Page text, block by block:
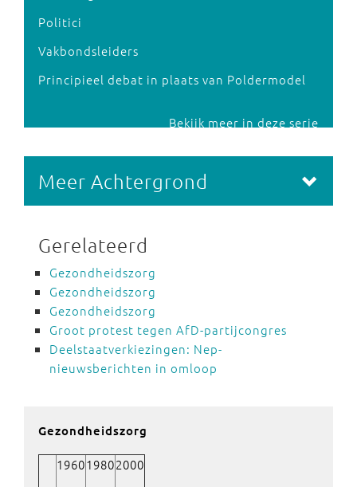
Politici
Vakbondsleiders
Principieel debat in plaats van Poldermodel
Bekijk meer in deze serie
Meer Achtergrond
Gerelateerd
Gezondheidszorg
Gezondheidszorg
Gezondheidszorg
Groot protest tegen AfD-partijcongres
Deelstaatverkiezingen: Nep-
nieuwsberichten in omloop
Gezondheidszorg
196019802000